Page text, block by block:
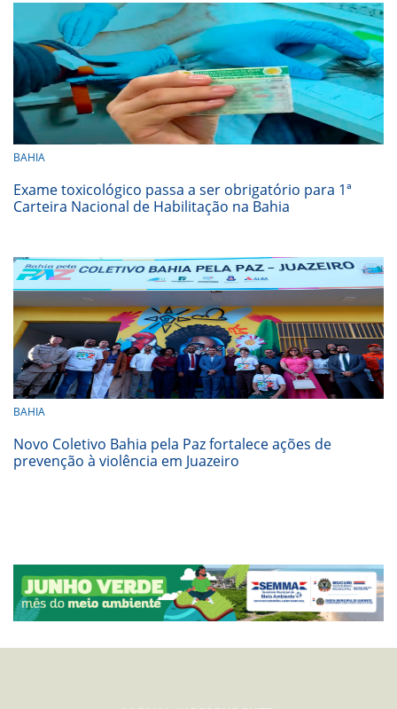
BAHIA
Exame toxicológico passa a ser obrigatório para 1ª
Carteira Nacional de Habilitação na Bahia
BAHIA
Novo Coletivo Bahia pela Paz fortalece ações de
prevenção à violência em Juazeiro